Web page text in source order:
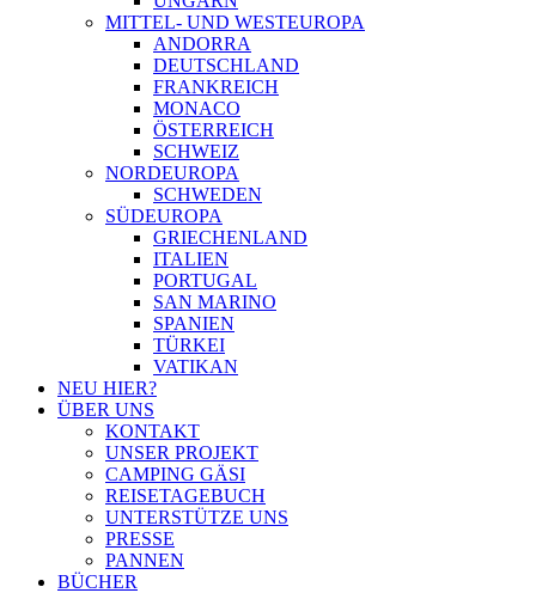
MITTEL- UND WESTEUROPA
ANDORRA
DEUTSCHLAND
FRANKREICH
MONACO
ÖSTERREICH
SCHWEIZ
NORDEUROPA
SCHWEDEN
SÜDEUROPA
GRIECHENLAND
ITALIEN
PORTUGAL
SAN MARINO
SPANIEN
TÜRKEI
VATIKAN
NEU HIER?
ÜBER UNS
KONTAKT
UNSER PROJEKT
CAMPING GÄSI
REISETAGEBUCH
UNTERSTÜTZE UNS
PRESSE
PANNEN
BÜCHER